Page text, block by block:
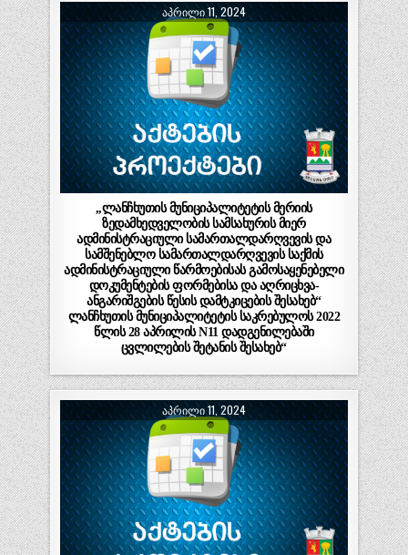
ᲐᲞᲠᲘᲚᲘ 11, 2024
,,ლანჩხუთის მუნიციპალიტეტის მერიის
ზედამხედველობის სამსახურის მიერ
ადმინისტრაციული სამართალდარღვევის და
სამშენებლო სამართალდარღვევის საქმის
ადმინისტრაციული წარმოებისას გამოსაყენებელი
დოკუმენტების ფორმებისა და აღრიცხვა-
ანგარიშგების წესის დამტკიცების შესახებ“
ლანჩხუთის მუნიციპალიტეტის საკრებულოს 2022
წლის 28 აპრილის N11 დადგენილებაში
ცვლილების შეტანის შესახებ“
ᲐᲞᲠᲘᲚᲘ 11, 2024